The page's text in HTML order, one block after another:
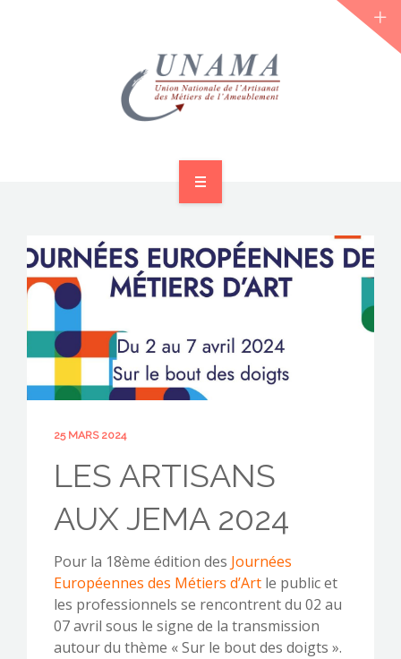
QUI SOMMES-NOUS ?
LES JOURNÉES 2026 ⌵
ACTUS & DOSSIERS
CONTACTEZ-NOUS !
25 MARS 2024
LES ARTISANS
AUX JEMA 2024
Pour la 18ème édition des Journées
Européennes des Métiers d’Art le public et
les professionnels se rencontrent du 02 au
07 avril sous le signe de la transmission
autour du thème « Sur le bout des doigts ».